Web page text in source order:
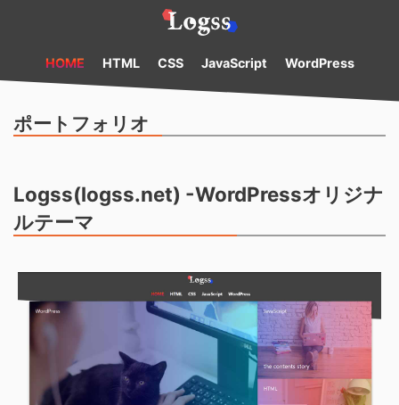
HOME HTML CSS JavaScript WordPress
ポートフォリオ
Logss(logss.net) -WordPressオリジナ
ルテーマ